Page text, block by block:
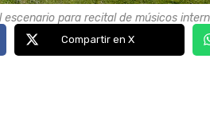
para recital de músicos
Compartir en X